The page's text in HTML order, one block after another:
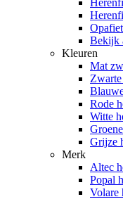
Bekijk
Kleuren
Mat
Zwarte
Rode
Witte
Grijze
Merk
Altec
Popal
Volare